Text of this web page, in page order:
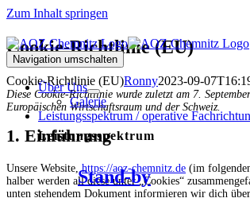
Zum Inhalt springen
Navigation umschalten
Über Uns
Galerie
Leistungsspektrum / operative
Leistungsspektrum
Stand-by
Cookie-Richtlinie (EU)
Cookie-Richtlinie (EU)Ronny2023-09-
Diese Cookie-Richtlinie wurde zuletzt am 7.
Europäischen Wirtschaftsraum und der Schweiz.
1. Einführung
Unsere Website,https://aoz-chemnitz.de (im
halber werden all diese unter „Cookies“
unten stehendem Dokument informieren wir dich